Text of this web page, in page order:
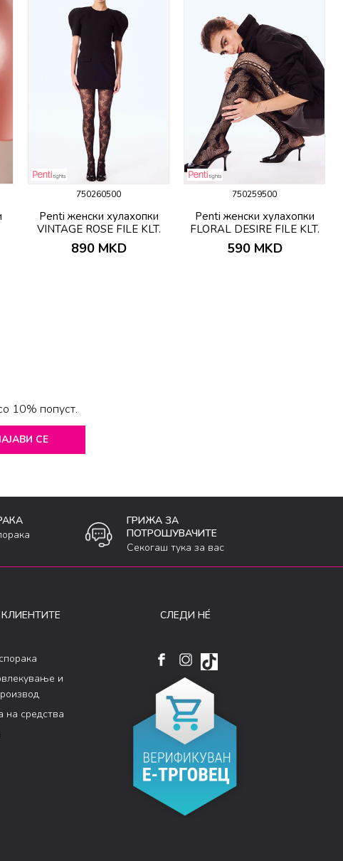
750260500
Penti женски хулахопки
VINTAGE ROSE FILE KLT.
890 MKD
750259500
Penti женски хулахопки
FLORAL DESIRE FILE KLT.
590 MKD
10% попуст.
СЕ
ГРИЖА ЗА
ПОТРОШУВАЧИТЕ
Секогаш тука за вас
и
на средства
СЛЕДИ НÉ